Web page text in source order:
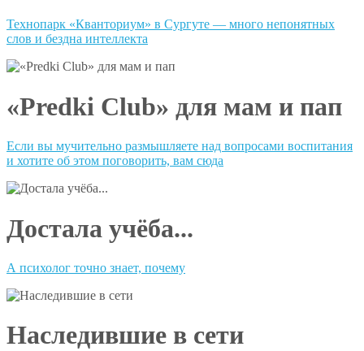
Технопарк «Кванториум» в Сургуте — много непонятных
слов и бездна интеллекта
«Predki Сlub» для мам и пап
Если вы мучительно размышляете над вопросами воспитания
и хотите об этом поговорить, вам сюда
Достала учёба...
А психолог точно знает, почему
Наследившие в сети